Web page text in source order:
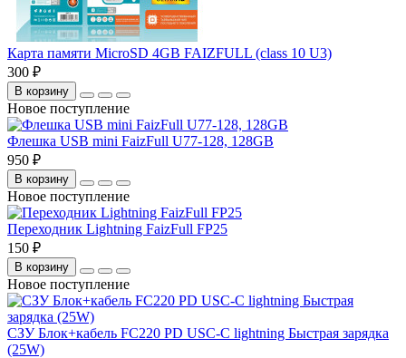
Карта памяти MicroSD 4GB FAIZFULL (class 10 U3)
300 ₽
В корзину
Новое поступление
Флешка USB mini FaizFull U77-128, 128GB
950 ₽
В корзину
Новое поступление
Переходник Lightning FaizFull FP25
150 ₽
В корзину
Новое поступление
СЗУ Блок+кабель FC220 PD USC-C lightning Быстрая зарядка
(25W)